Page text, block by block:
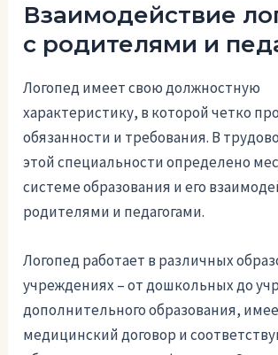
Взаимодействие
с родителями и
Логопед имеет свою должностную
характеристику, в которой четко
обязанности и требования. В
этой специальности определено
системе образования и его
родителями и педагогами.
Логопед работает в различных
учреждениях – от дошкольных до
дополнительного образования,
медицинский договор и